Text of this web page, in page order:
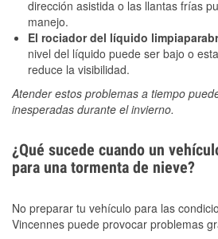
dirección asistida o las llantas frías
manejo.
El rociador del líquido
nivel del líquido puede ser bajo o
reduce la visibilidad.
Atender estos problemas a tiempo
inesperadas durante el invierno.
¿Qué sucede cuando un
para una tormenta de nieve?
No preparar tu vehículo para las
Vincennes puede provocar problemas